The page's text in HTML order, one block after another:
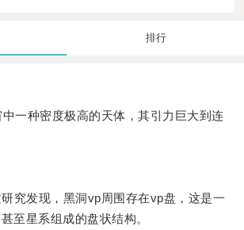
排行
种密度极高的天体，其引力巨大到连
发现，黑洞vp周围存在vp盘，这是一
至星系组成的盘状结构。